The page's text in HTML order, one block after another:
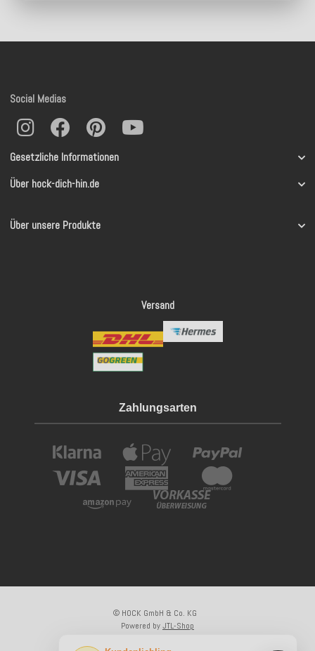
Gesetzliche Informationen
Über hock-dich-hin.de
Über unsere Produkte
Social Medias
Versand
Zahlungsarten
© HOCK GmbH & Co. KG
Powered byJTL-Shop